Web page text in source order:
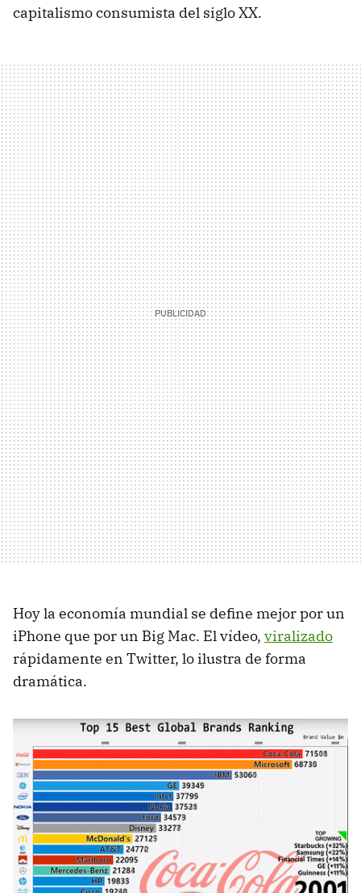
capitalismo consumista del siglo XX.
Hoy la economía mundial se define mejor por un
iPhone que por un Big Mac. El vídeo, viralizado
rápidamente en Twitter, lo ilustra de forma
dramática.